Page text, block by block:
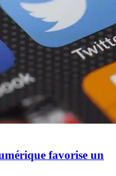
favorise un